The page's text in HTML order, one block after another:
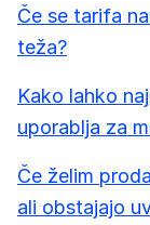
Če se tarifa
teža?
Kako lahko
uporablja za
Če želim
ali obstajajo